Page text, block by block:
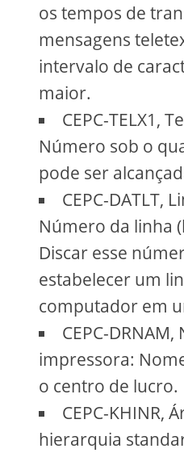
os tempos de
mensagens
intervalo de
maior.
CEPC-TELX1,
Número sob o
pode ser
CEPC-DATLT,
Número da linha
Discar esse
estabelecer um
computador em
CEPC-
impressora:
o centro de lucro.
CEPC-KHINR,
hierarquia